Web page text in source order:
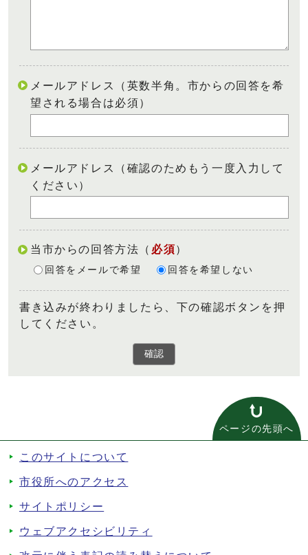
メールアドレス（英数半角。市からの回答を希
望される場合は必須）
メールアドレス（確認のためもう一度入力して
ください）
当市からの回答方法 （ 必須）
回答をメールで希望 回答を希望しない
書き込みが終わりましたら、下の確認ボタンを押
してください。
確認
ページの先頭へ
このサイトについて
市役所へのアクセス
サイトポリシー
ウェブアクセシビリティ